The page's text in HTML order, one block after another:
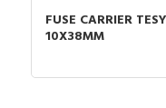
FUSE CARRIER
10X38MM